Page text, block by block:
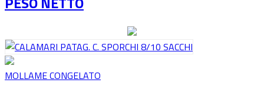
MOLLAME CONGELATO